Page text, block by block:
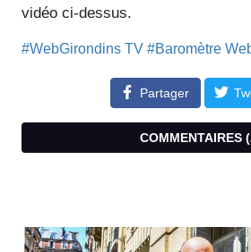
vidéo ci-dessus.
#WebGirondins TV #Baromètre
Partager
COMMENTAIRES (